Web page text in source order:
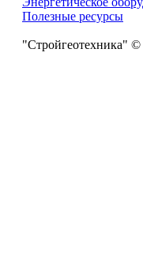
Полезные ресурсы
"Стройгеотехника"